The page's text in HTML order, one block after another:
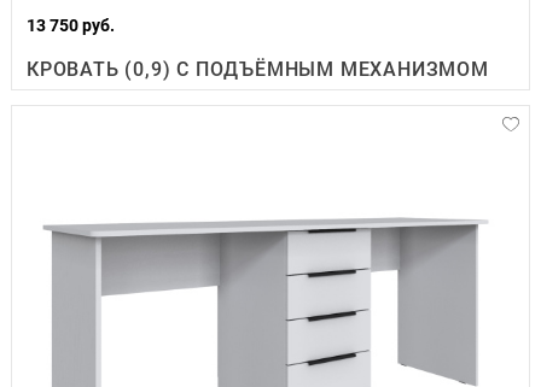
13 750 руб.
КРОВАТЬ (0,9) С ПОДЪЁМНЫМ МЕХАНИЗМОМ